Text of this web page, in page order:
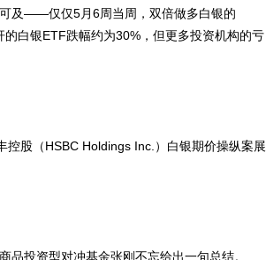
及——仅仅5月6周当周，双倍做多白银的
白银ETF跌幅约为30%，但更多投资机构的亏
股（HSBC Holdings Inc.）白银期价操纵案展
投资型对冲基金张刚不忘给出一句总结。